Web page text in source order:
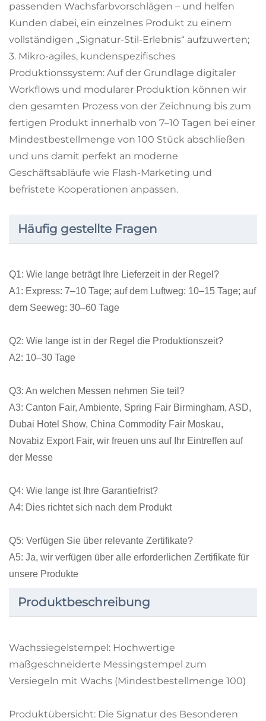
passenden Wachsfarbvorschlägen – und helfen
Kunden dabei, ein einzelnes Produkt zu einem
vollständigen „Signatur-Stil-Erlebnis“ aufzuwerten;
3. Mikro-agiles, kundenspezifisches
Produktionssystem: Auf der Grundlage digitaler
Workflows und modularer Produktion können wir
den gesamten Prozess von der Zeichnung bis zum
fertigen Produkt innerhalb von 7–10 Tagen bei einer
Mindestbestellmenge von 100 Stück abschließen
und uns damit perfekt an moderne
Geschäftsabläufe wie Flash-Marketing und
befristete Kooperationen anpassen.
Häufig gestellte Fragen
Q1: Wie lange beträgt Ihre Lieferzeit in der Regel?
A1: Express: 7–10 Tage; auf dem Luftweg: 10–15 Tage; auf
dem Seeweg: 30–60 Tage
Q2: Wie lange ist in der Regel die Produktionszeit?
A2: 10–30 Tage
Q3: An welchen Messen nehmen Sie teil?
A3: Canton Fair, Ambiente, Spring Fair Birmingham, ASD,
Dubai Hotel Show, China Commodity Fair Moskau,
Novabiz Export Fair, wir freuen uns auf Ihr Eintreffen auf
der Messe
Q4: Wie lange ist Ihre Garantiefrist?
A4: Dies richtet sich nach dem Produkt
Q5: Verfügen Sie über relevante Zertifikate?
A5: Ja, wir verfügen über alle erforderlichen Zertifikate für
unsere Produkte
Produktbeschreibung
Wachssiegelstempel: Hochwertige
maßgeschneiderte Messingstempel zum
Versiegeln mit Wachs (Mindestbestellmenge 100)
Produktübersicht: Die Signatur des Besonderen